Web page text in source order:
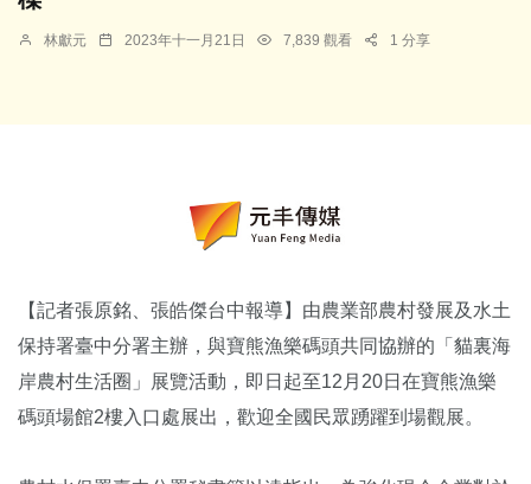
林獻元 2023年十一月21日 7,839 觀看 1 分享
【記者張原銘、張皓傑台中報導】由農業部農村發展及水土
保持署臺中分署主辦，與寶熊漁樂碼頭共同協辦的「貓裏海
岸農村生活圈」展覽活動，即日起至12月20日在寶熊漁樂
碼頭場館2樓入口處展出，歡迎全國民眾踴躍到場觀展。